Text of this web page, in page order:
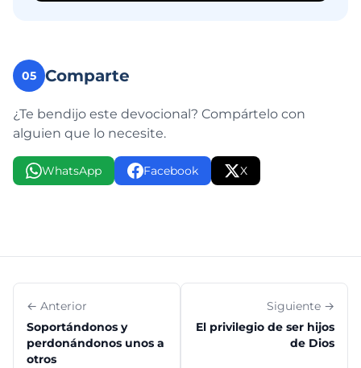
05 Comparte
¿Te bendijo este devocional? Compártelo con
alguien que lo necesite.
WhatsApp Facebook X
← Anterior
Soportándonos y
perdonándonos unos a
otros
Siguiente →
El privilegio de ser hijos
de Dios